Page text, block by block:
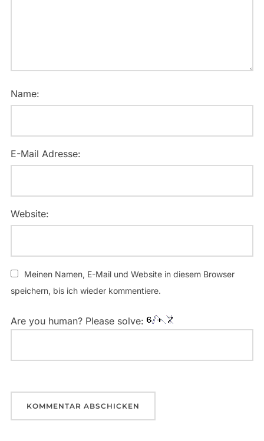
Name:
E-Mail Adresse:
Website:
Meinen Namen, E-Mail und Website in diesem Browser
speichern, bis ich wieder kommentiere.
Are you human? Please solve: